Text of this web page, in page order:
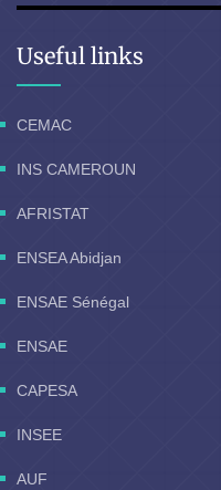
Useful links
CEMAC
INS CAMEROUN
AFRISTAT
ENSEA Abidjan
ENSAE Sénégal
ENSAE
CAPESA
INSEE
AUF